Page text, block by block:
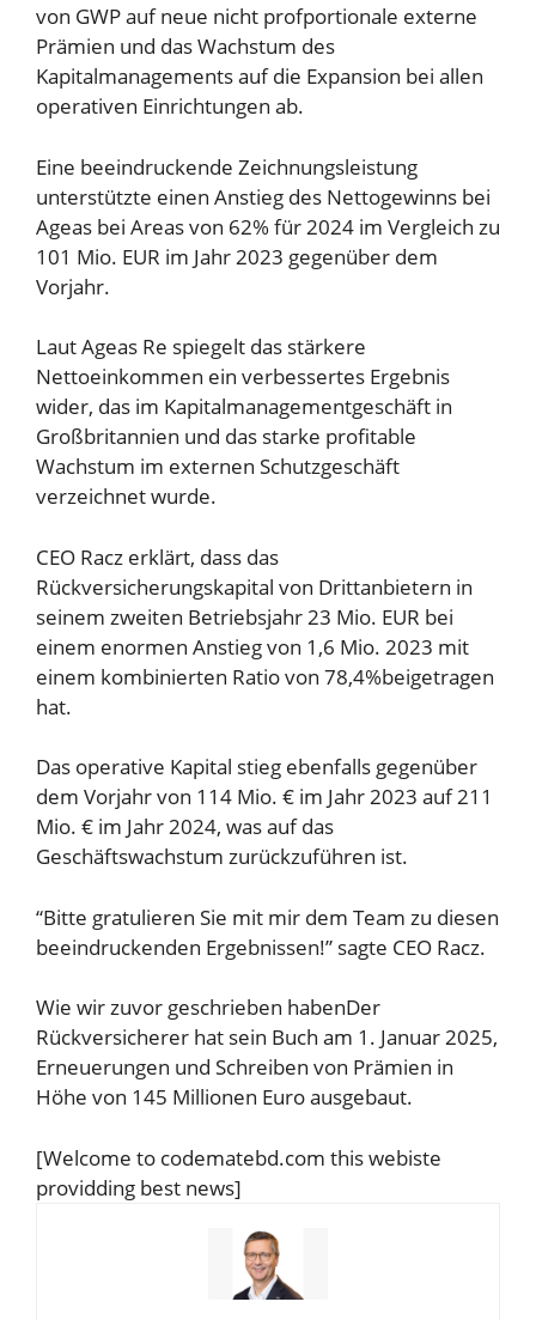
von GWP auf neue nicht profportionale externe
Prämien und das Wachstum des
Kapitalmanagements auf die Expansion bei allen
operativen Einrichtungen ab.
Eine beeindruckende Zeichnungsleistung
unterstützte einen Anstieg des Nettogewinns bei
Ageas bei Areas von 62% für 2024 im Vergleich zu
101 Mio. EUR im Jahr 2023 gegenüber dem
Vorjahr.
Laut Ageas Re spiegelt das stärkere
Nettoeinkommen ein verbessertes Ergebnis
wider, das im Kapitalmanagementgeschäft in
Großbritannien und das starke profitable
Wachstum im externen Schutzgeschäft
verzeichnet wurde.
CEO Racz erklärt, dass das
Rückversicherungskapital von Drittanbietern in
seinem zweiten Betriebsjahr 23 Mio. EUR bei
einem enormen Anstieg von 1,6 Mio. 2023 mit
einem kombinierten Ratio von 78,4%beigetragen
hat.
Das operative Kapital stieg ebenfalls gegenüber
dem Vorjahr von 114 Mio. € im Jahr 2023 auf 211
Mio. € im Jahr 2024, was auf das
Geschäftswachstum zurückzuführen ist.
“Bitte gratulieren Sie mit mir dem Team zu diesen
beeindruckenden Ergebnissen!” sagte CEO Racz.
Wie wir zuvor geschrieben habenDer
Rückversicherer hat sein Buch am 1. Januar 2025,
Erneuerungen und Schreiben von Prämien in
Höhe von 145 Millionen Euro ausgebaut.
[Welcome to codematebd.com this webiste
providding best news]